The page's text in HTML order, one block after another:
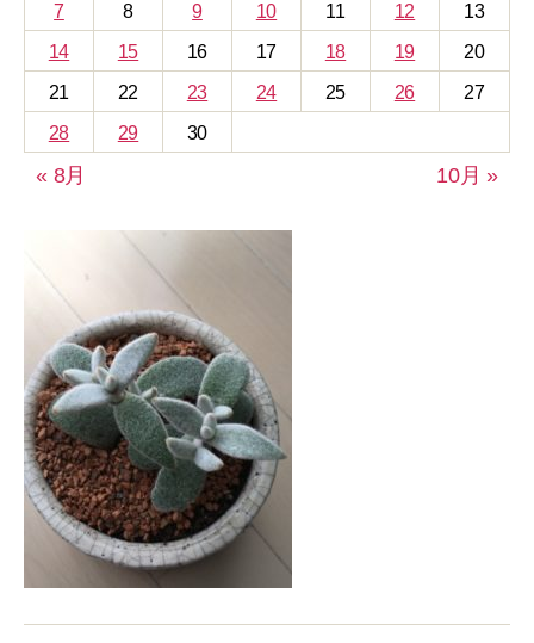
7
8 9 10 11 12
13
14
15 16 17 18 19
20
21
22 23 24 25 26
27
28
29 30
« 8月 10月 »